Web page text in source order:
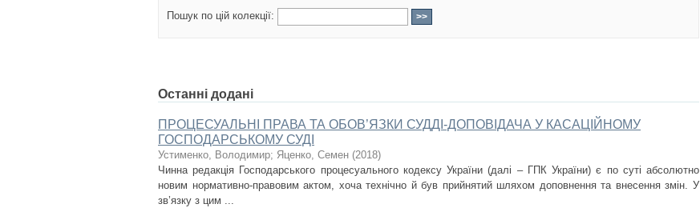
Пошук по цій колекції:
Останні додані
ПРОЦЕСУАЛЬНІ ПРАВА ТА ОБОВ’ЯЗКИ СУДДІ-ДОПОВІДАЧА У КАСАЦІЙНОМУ
ГОСПОДАРСЬКОМУ СУДІ
Устименко, Володимир; Яценко, Семен (2018)
Чинна редакція Господарського процесуального кодексу України (далі – ГПК України) є по суті абсолютно
новим нормативно-правовим актом, хоча технічно й був прийнятий шляхом доповнення та внесення змін. У
зв’язку з цим ...